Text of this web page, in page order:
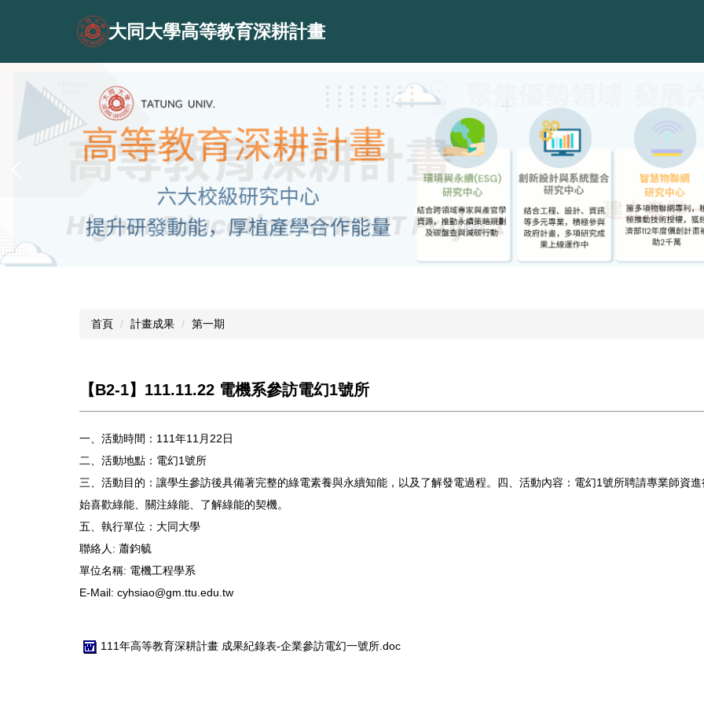
要
大同大學高等教育深耕計畫
首頁 計畫成果 第一期
【B2-1】111.11.22 電機系參訪電幻1號所
一、活動時間：111年11月22日
二、活動地點：電幻1號所
三、活動目的：讓學生參訪後具備著完整的綠電素養與永續知能，以及了解發電過程。四、活動內容：電幻1號所聘請專業師資
始喜歡綠能、關注綠能、了解綠能的契機。
五、執行單位：大同大學
聯絡人: 蕭鈞毓
單位名稱: 電機工程學系
E-Mail: cyhsiao@gm.ttu.edu.tw
111年高等教育深耕計畫 成果紀錄表-企業參訪電幻一號所.doc